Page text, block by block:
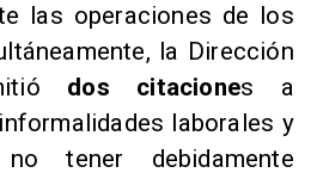
las operaciones de los
la Dirección
dos citaciones a
laborales y
tener debidamente